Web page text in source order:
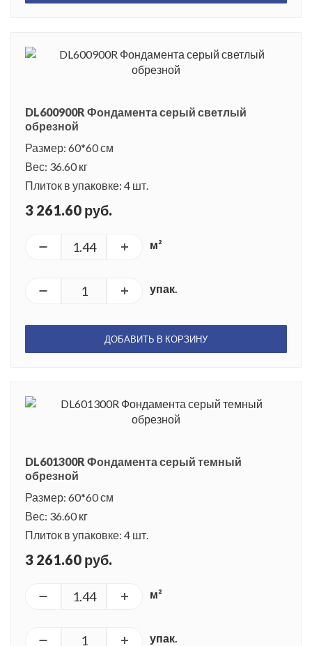
поэтому для спуска к воде строили различные мостики,
DL600900R Фондамента серый светлый
обрезной
Размер: 60*60 см
Вес: 36.60 кг
Плиток в упаковке: 4 шт.
3 261.60 руб.
м²
упак.
ДОБАВИТЬ В КОРЗИНУ
DL601300R Фондамента серый темный
обрезной
Размер: 60*60 см
Вес: 36.60 кг
Плиток в упаковке: 4 шт.
3 261.60 руб.
м²
упак.